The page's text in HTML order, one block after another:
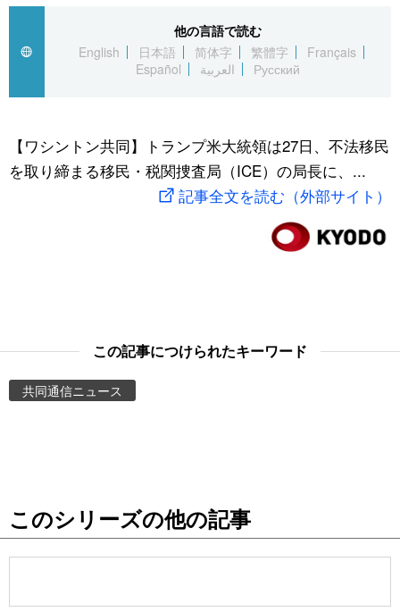
Русский
経済・ビジネス
国際
文化
トップ
アーカイブ
In-depth
Japan Data
動画/Live
お知らせ
スポーツ・東京2020
他の言語で読む
English
日本語 简体字 繁體字
Français
Español
العربية Русский
【ワシントン共同】トランプ米大統領は27日、不法移民
を取り締まる移民・税関捜査局（ICE）の局長に、...
記事全文を読む（外部サイト）
この記事につけられたキーワード
共同通信ニュース
このシリーズの他の記事